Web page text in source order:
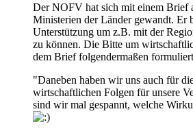
Der NOFV hat sich mit einem Brief
Ministerien der Länder gewandt. Er
Unterstützung um z.B. mit der
zu können. Die Bitte um
dem Brief folgendermaßen
"Daneben haben wir uns auch für
wirtschaftlichen Folgen für unsere
sind wir mal gespannt, welche